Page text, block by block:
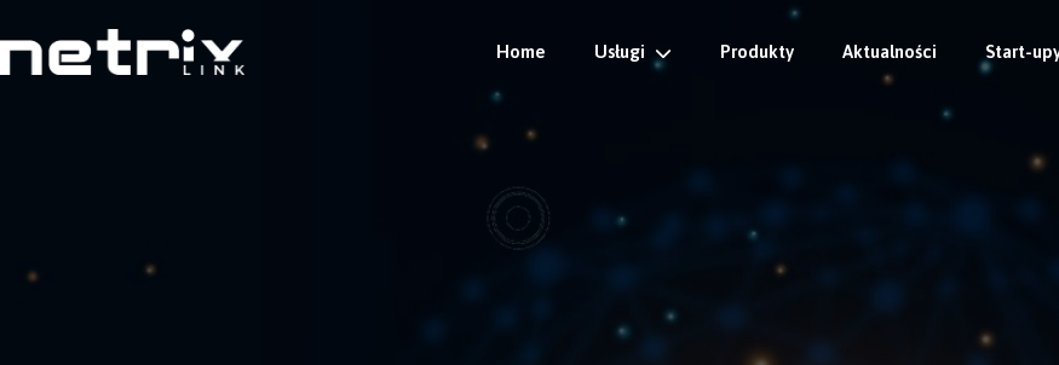
Home Usługi Produkty Aktualności Start-